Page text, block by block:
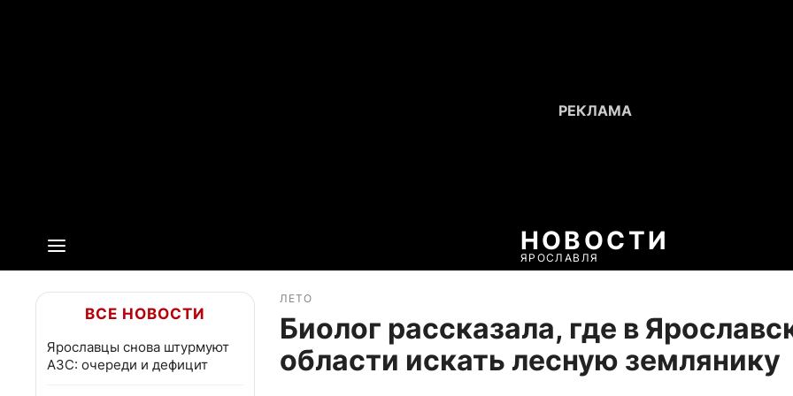
НОВОСТИ
ЯРОСЛАВЛЯ
ВСЕ НОВОСТИ
Ярославцы снова штурмуют
АЗС: очереди и дефицит
ЛЕТО
Биолог рассказала, где в
области искать лесную землянику